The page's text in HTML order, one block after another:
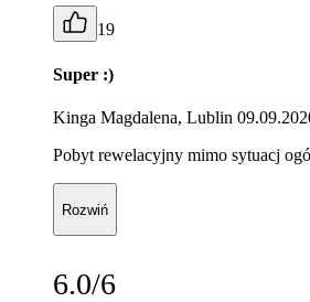
19
Super :)
Kinga Magdalena, Lublin
Pobyt rewelacyjny mimo sytuacj
Rozwiń
6.0/6